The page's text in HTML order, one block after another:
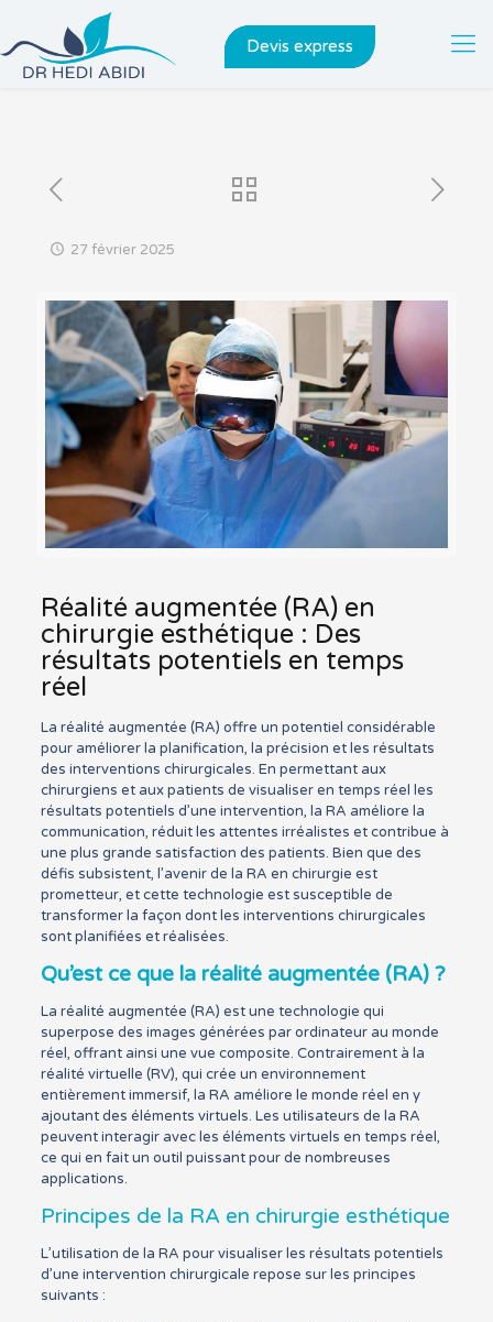
Devis express
27 février 2025
Réalité augmentée (RA) en
chirurgie esthétique : Des
résultats potentiels en temps
réel
La réalité augmentée (RA) offre un potentiel considérable
pour améliorer la planification, la précision et les résultats
des interventions chirurgicales. En permettant aux
chirurgiens et aux patients de visualiser en temps réel les
résultats potentiels d’une intervention, la RA améliore la
communication, réduit les attentes irréalistes et contribue à
une plus grande satisfaction des patients. Bien que des
défis subsistent, l’avenir de la RA en chirurgie est
prometteur, et cette technologie est susceptible de
transformer la façon dont les interventions chirurgicales
sont planifiées et réalisées.
Qu’est ce que la réalité augmentée (RA) ?
La réalité augmentée (RA) est une technologie qui
superpose des images générées par ordinateur au monde
réel, offrant ainsi une vue composite. Contrairement à la
réalité virtuelle (RV), qui crée un environnement
entièrement immersif, la RA améliore le monde réel en y
ajoutant des éléments virtuels. Les utilisateurs de la RA
peuvent interagir avec les éléments virtuels en temps réel,
ce qui en fait un outil puissant pour de nombreuses
applications.
Principes de la RA en chirurgie esthétique
L’utilisation de la RA pour visualiser les résultats potentiels
d’une intervention chirurgicale repose sur les principes
suivants :